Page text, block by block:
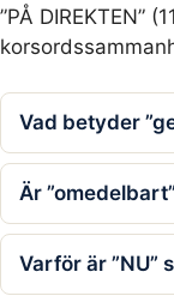
”PÅ DIREKTEN”
Vad betyder
Är
Varför är ”NU”